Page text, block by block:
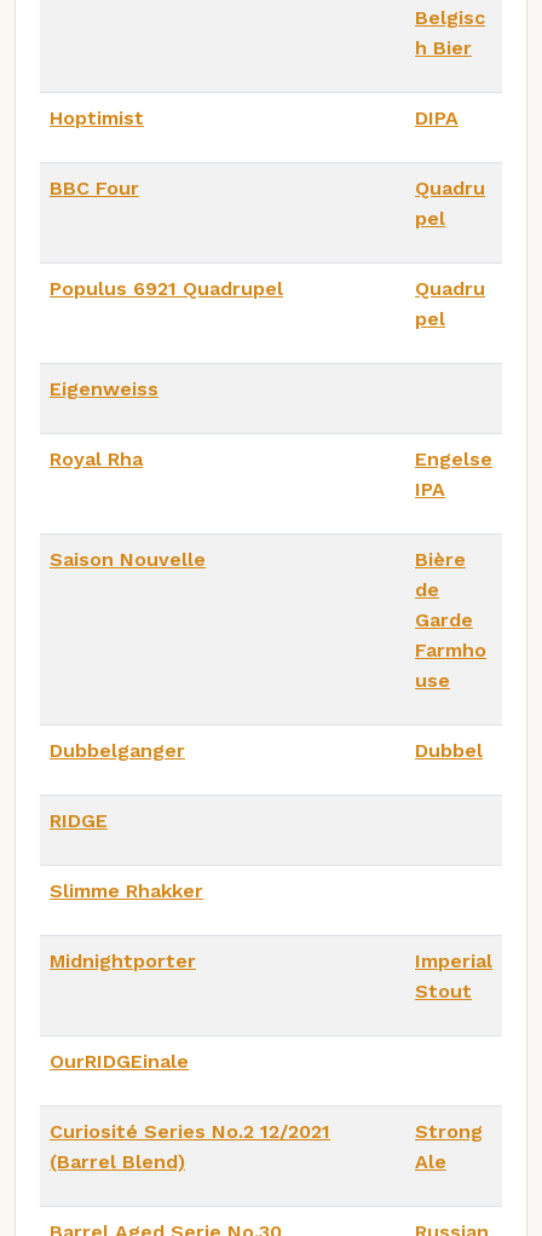
Belgisc
h Bier
Hoptimist DIPA
BBC Four
Quadru
pel
Populus 6921 Quadrupel
Quadru
pel
Eigenweiss
Royal Rha
Engelse
IPA
Saison Nouvelle
Bière
de
Garde
Farmho
use
Dubbelganger Dubbel
RIDGE
Slimme Rhakker
Midnightporter
Imperial
Stout
OurRIDGEinale
Curiosité Series No.2 12/2021
(Barrel Blend)
Strong
Ale
Barrel Aged Serie No.30 Russian